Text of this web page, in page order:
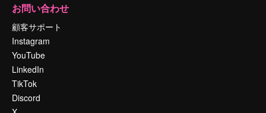
お問い合わせ
顧客サポート
Instagram
YouTube
LinkedIn
TikTok
Discord